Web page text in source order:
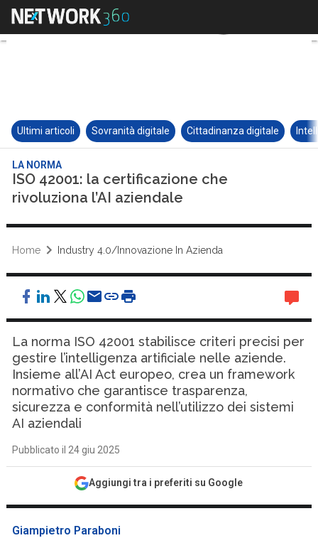
Ultimi articoli Sovranità digitale Cittadinanza digitale
LA NORMA
ISO 42001: la certificazione che
rivoluziona l’AI aziendale
Home Industry 4.0/Innovazione In Azienda
La norma ISO 42001 stabilisce criteri precisi per
gestire l’intelligenza artificiale nelle aziende.
Insieme all’AI Act europeo, crea un framework
normativo che garantisce trasparenza,
sicurezza e conformità nell’utilizzo dei sistemi
AI aziendali
Pubblicato il 24 giu 2025
Aggiungi tra i preferiti su Google
Giampietro Paraboni